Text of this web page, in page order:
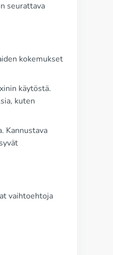
seurattava
kokemukset
käytöstä.
kuten
Kannustava
vaihtoehtoja